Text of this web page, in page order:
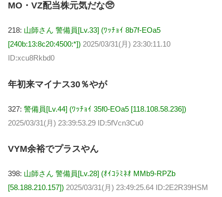
MO・VZ配当株元気だな🥺
218: 山師さん 警備員[Lv.33] (ﾜｯﾁｮｲ 8b7f-EOa5
[240b:13:8c20:4500:*]) 2025/03/31(月) 23:30:11.10
ID:xcu8Rkbd0
年初来マイナス30％やが
327: 警備員[Lv.44] (ﾜｯﾁｮｲ 35f0-EOa5 [118.108.58.236])
2025/03/31(月) 23:39:53.29 ID:5fVcn3Cu0
VYM余裕でプラスやん
398: 山師さん 警備員[Lv.28] (ｵｲｺﾗﾐﾈｵ MMb9-RPZb
[58.188.210.157]) 2025/03/31(月) 23:49:25.64 ID:2E2R39HSM